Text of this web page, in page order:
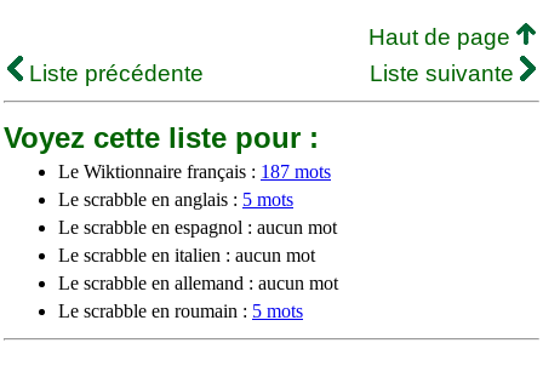
Haut de page
Liste précédente
Liste suivante
Voyez cette liste pour :
Le Wiktionnaire français : 187 mots
Le scrabble en anglais : 5 mots
Le scrabble en espagnol : aucun mot
Le scrabble en italien : aucun mot
Le scrabble en allemand : aucun mot
Le scrabble en roumain : 5 mots